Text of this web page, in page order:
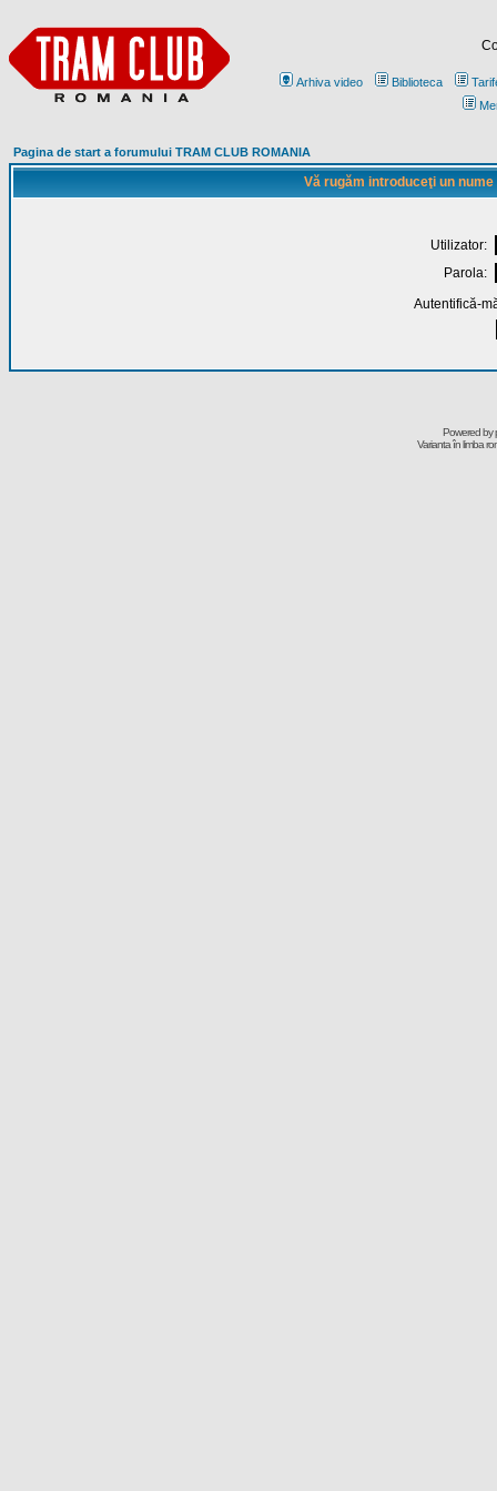
Arhiva video Biblioteca
Pagina de start a forumului TRAM CLUB ROMANIA
Vă rugăm introduceţi un
Utilizator:
Parola:
Autentifică-
Powered by
Varianta în limba